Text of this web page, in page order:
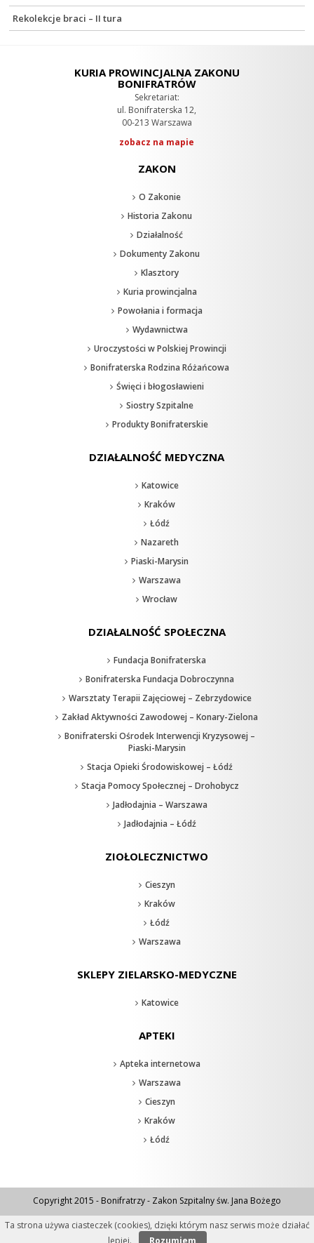
Rekolekcje braci – II tura
KURIA PROWINCJALNA ZAKONU
BONIFRATRÓW
Sekretariat:
ul. Bonifraterska 12,
00-213 Warszawa
zobacz na mapie
ZAKON
O Zakonie
Historia Zakonu
Działalność
Dokumenty Zakonu
Klasztory
Kuria prowincjalna
Powołania i formacja
Wydawnictwa
Uroczystości w Polskiej Prowincji
Bonifraterska Rodzina Różańcowa
Święci i błogosławieni
Siostry Szpitalne
Produkty Bonifraterskie
DZIAŁALNOŚĆ MEDYCZNA
Katowice
Kraków
Łódź
Nazareth
Piaski-Marysin
Warszawa
Wrocław
DZIAŁALNOŚĆ SPOŁECZNA
Fundacja Bonifraterska
Bonifraterska Fundacja Dobroczynna
Warsztaty Terapii Zajęciowej – Zebrzydowice
Zakład Aktywności Zawodowej – Konary-Zielona
Bonifraterski Ośrodek Interwencji Kryzysowej –
Piaski-Marysin
Stacja Opieki Środowiskowej – Łódź
Stacja Pomocy Społecznej – Drohobycz
Jadłodajnia – Warszawa
Jadłodajnia – Łódź
ZIOŁOLECZNICTWO
Cieszyn
Kraków
Łódź
Warszawa
SKLEPY ZIELARSKO-MEDYCZNE
Katowice
APTEKI
Apteka internetowa
Warszawa
Cieszyn
Kraków
Łódź
Copyright 2015 - Bonifratrzy - Zakon Szpitalny św. Jana Bożego
realizacja: velummarketing.pl
Ta strona używa ciasteczek (cookies), dzięki którym nasz serwis może działać
lepiej.
Rozumiem